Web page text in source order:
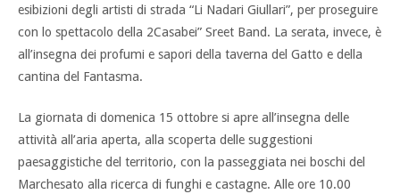
esibizioni degli artisti di strada “Li Nadari Giullari”, per proseguire
con lo spettacolo della 2Casabei” Sreet Band. La serata, invece, è
all’insegna dei profumi e sapori della taverna del Gatto e della
cantina del Fantasma.
La giornata di domenica 15 ottobre si apre all’insegna delle
attività all’aria aperta, alla scoperta delle suggestioni
paesaggistiche del territorio, con la passeggiata nei boschi del
Marchesato alla ricerca di funghi e castagne. Alle ore 10.00